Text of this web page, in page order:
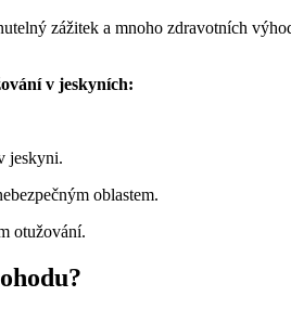
zážitek a mnoho zdravotních
v jeskyních:
jeskyni.
oblastem.
otužování.